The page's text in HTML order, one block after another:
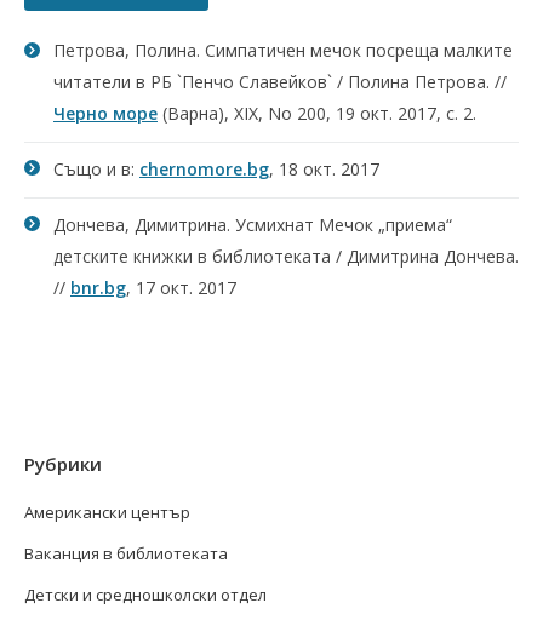
Петрова, Полина. Симпатичен мечок посреща малките
читатели в РБ `Пенчо Славейков` / Полина Петрова. //
Черно море (Варна), XIX, No 200, 19 окт. 2017, с. 2.
Също и в: chernomore.bg, 18 окт. 2017
Дончева, Димитрина. Усмихнат Мечок „приема“
детските книжки в библиотеката / Димитрина Дончева.
// bnr.bg, 17 окт. 2017
Рубрики
Американски център
Ваканция в библиотеката
Детски и средношколски отдел